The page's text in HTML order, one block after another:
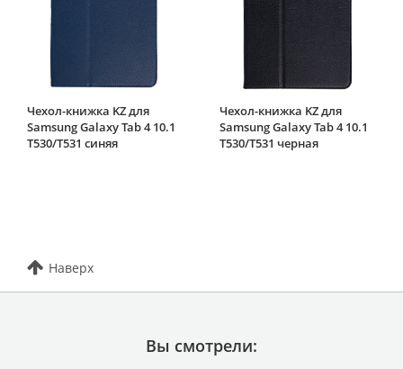
Чехол-книжка KZ для
Samsung Galaxy Tab 4 10.1
T530/T531 синяя
Чехол-книжка KZ для
Samsung Galaxy Tab 4 10.1
T530/T531 черная
Наверх
Вы смотрели: